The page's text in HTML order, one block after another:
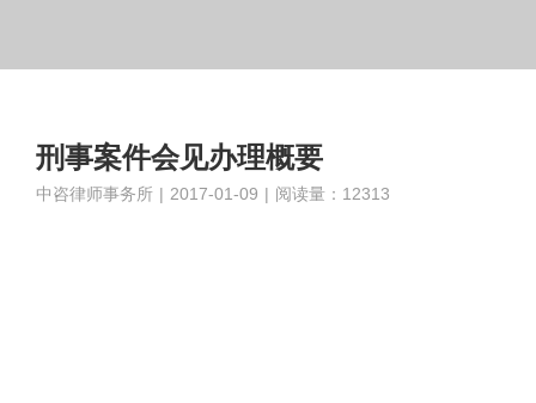
刑事案件会见办理概要
中咨律师事务所 | 2017-01-09 | 阅读量：12313